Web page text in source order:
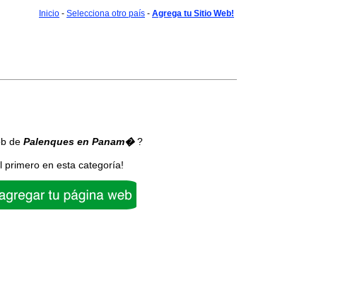
Inicio - Selecciona otro país - Agrega tu Sitio Web!
de Palenques en Panam�?
primero en esta categoría!